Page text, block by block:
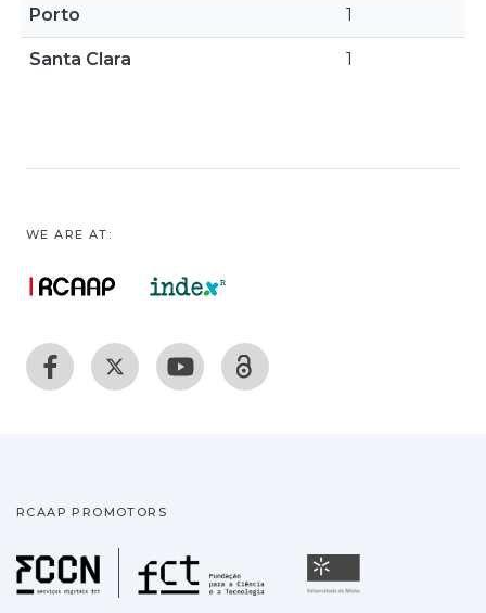
Porto 1
Santa Clara 1
WE ARE AT:
RCAAP PROMOTORS
Fundação para a